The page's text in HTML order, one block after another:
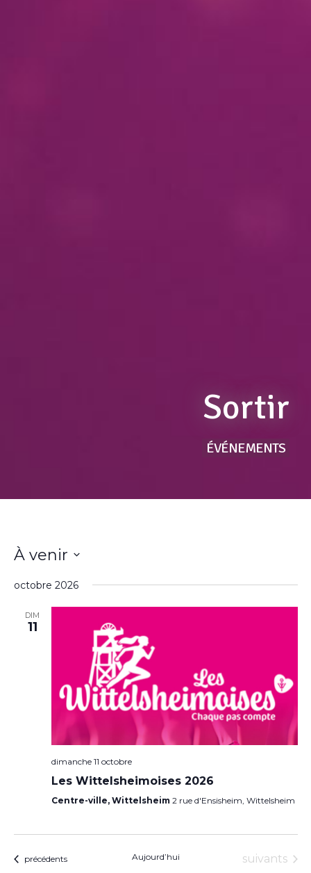
Sortir
ÉVÉNEMENTS
À venir
une
octobre 2026
DIM
11
dimanche 11 octobre
Les Wittelsheimoises 2026
Centre-ville, Wittelsheim 2 rue d'Ensisheim, Wittelsheim
Évènements
précédents Aujourd’hui suivants